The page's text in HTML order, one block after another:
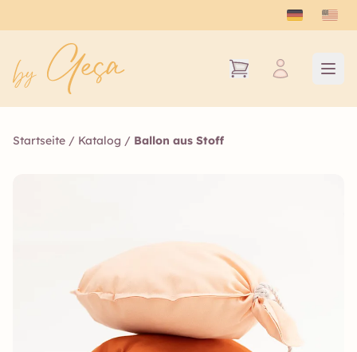
Startseite / Katalog / Ballon aus Stoff